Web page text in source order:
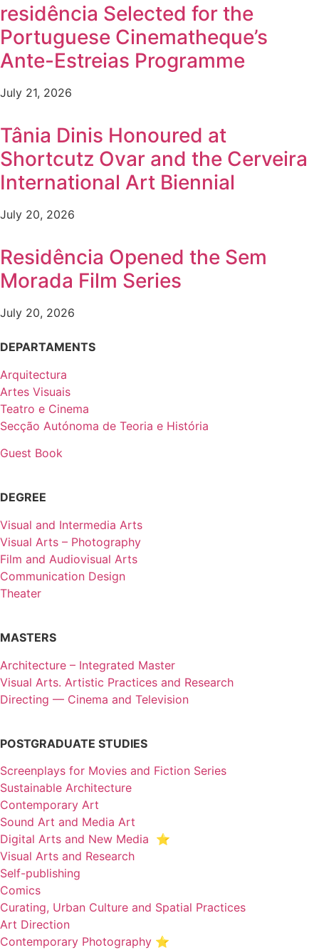
residência Selected for the
Portuguese Cinematheque’s
Ante-Estreias Programme
July 21, 2026
Tânia Dinis Honoured at
Shortcutz Ovar and the Cerveira
International Art Biennial
July 20, 2026
Residência Opened the Sem
Morada Film Series
July 20, 2026
DEPARTAMENTS
Arquitectura
Artes Visuais
Teatro e Cinema
Secção Autónoma de Teoria e História
Guest Book
DEGREE
Visual and Intermedia Arts
Visual Arts – Photography
Film and Audiovisual Arts
Communication Design
Theater
MASTERS
Architecture – Integrated Master
Visual Arts. Artistic Practices and Research
Directing — Cinema and Television
POSTGRADUATE STUDIES
Screenplays for Movies and Fiction Series
Sustainable Architecture
Contemporary Art
Sound Art and Media Art
Digital Arts and New Media ⭐️
Visual Arts and Research
Self-publishing
Comics
Curating, Urban Culture and Spatial Practices
Art Direction
Contemporary Photography ⭐